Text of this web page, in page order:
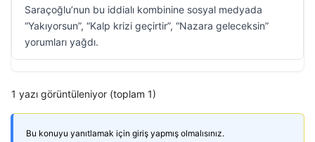
Saraçoğlu’nun bu iddialı kombinine sosyal medyada
“Yakıyorsun”, “Kalp krizi geçirtir”, “Nazara geleceksin”
yorumları yağdı.
1 yazı görüntüleniyor (toplam 1)
Bu konuyu yanıtlamak için giriş yapmış olmalısınız.